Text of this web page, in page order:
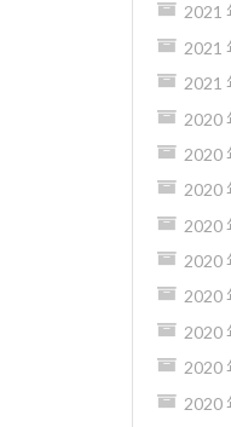
2021
2021
2021
2020
2020
2020
2020
2020
2020
2020
2020
2020